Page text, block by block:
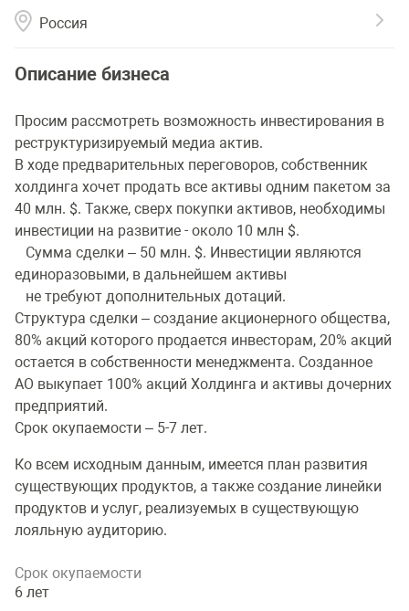
Россия
Описание бизнеса
Просим рассмотреть возможность инвестирования в
реструктуризируемый медиа актив.
В ходе предварительных переговоров, собственник
холдинга хочет продать все активы одним пакетом за
40 млн. $. Также, сверх покупки активов, необходимы
инвестиции на развитие - около 10 млн $.
Сумма сделки – 50 млн. $. Инвестиции являются
единоразовыми, в дальнейшем активы
не требуют дополнительных дотаций.
Структура сделки – создание акционерного общества,
80% акций которого продается инвесторам, 20% акций
остается в собственности менеджмента. Созданное
АО выкупает 100% акций Холдинга и активы дочерних
предприятий.
Срок окупаемости – 5-7 лет.
Ко всем исходным данным, имеется план развития
существующих продуктов, а также создание линейки
продуктов и услуг, реализуемых в существующую
лояльную аудиторию.
Срок окупаемости
6 лет